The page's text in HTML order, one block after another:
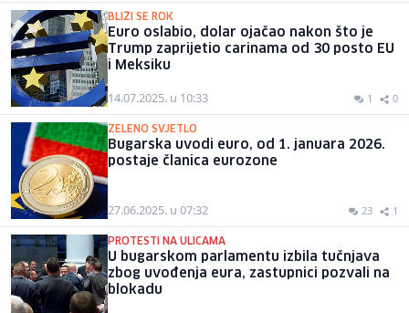
BLIŽI SE ROK
Euro oslabio, dolar ojačao nakon što je
Trump zaprijetio carinama od 30 posto EU
i Meksiku
14.07.2025. u 10:33 1 0
ZELENO SVJETLO
Bugarska uvodi euro, od 1. januara 2026.
postaje članica eurozone
27.06.2025. u 07:32 23 1
PROTESTI NA ULICAMA
U bugarskom parlamentu izbila tučnjava
zbog uvođenja eura, zastupnici pozvali na
blokadu